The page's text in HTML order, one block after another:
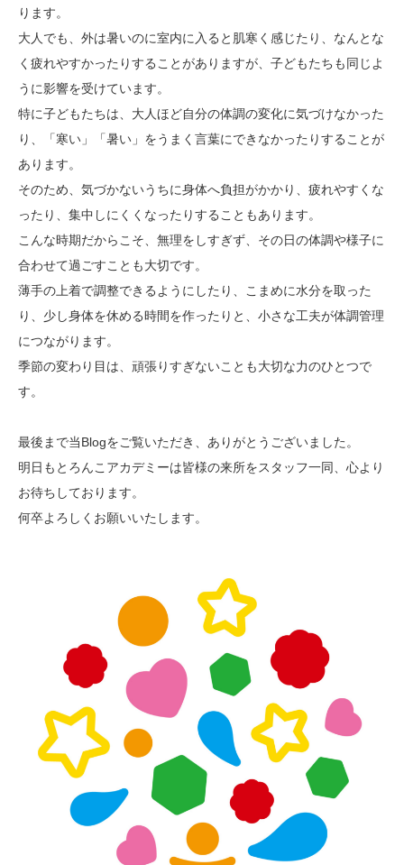
ります。
大人でも、外は暑いのに室内に入ると肌寒く感じたり、なんとな
く疲れやすかったりすることがありますが、子どもたちも同じよ
うに影響を受けています。
特に子どもたちは、大人ほど自分の体調の変化に気づけなかった
り、「寒い」「暑い」をうまく言葉にできなかったりすることが
あります。
そのため、気づかないうちに身体へ負担がかかり、疲れやすくな
ったり、集中しにくくなったりすることもあります。
こんな時期だからこそ、無理をしすぎず、その日の体調や様子に
合わせて過ごすことも大切です。
薄手の上着で調整できるようにしたり、こまめに水分を取った
り、少し身体を休める時間を作ったりと、小さな工夫が体調管理
につながります。
季節の変わり目は、頑張りすぎないことも大切な力のひとつで
す。
最後まで当Blogをご覧いただき、ありがとうございました。
明日もとろんこアカデミーは皆様の来所をスタッフ一同、心より
お待ちしております。
何卒よろしくお願いいたします。